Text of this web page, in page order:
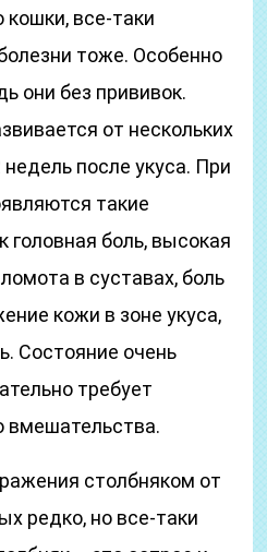
кошки, все-таки
тоже. Особенно
они без прививок.
от нескольких
после укуса. При
такие
головная боль, высокая
в суставах, боль
кожи в зоне укуса,
Состояние очень
требует
вмешательства.
столбняком от
редко, но все-таки